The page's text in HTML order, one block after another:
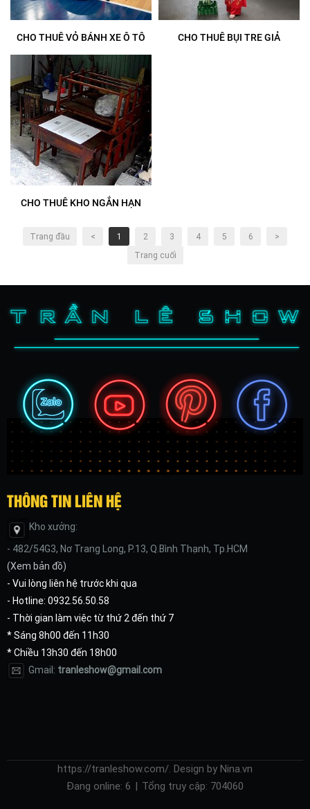
CHO THUÊ VỎ BÁNH XE Ô TÔ CHO THUÊ BỤI TRE GIẢ
CHO THUÊ KHO NGẮN HẠN
Trang đầu < 1 2 3 4 5 6
>
Trang cuối
THÔNG TIN LIÊN HỆ
Kho xưởng:
- 482/54G3, Nơ Trang Long, P.13, Q.Bình Thạnh, Tp.HCM
(Xem bản đồ)
- Vui lòng liên hệ trước khi qua
- Hotline: 0932.56.50.58
- Thời gian làm việc từ thứ 2 đến thứ 7
* Sáng 8h00 đến 11h30
* Chiều 13h30 đến 18h00
Gmail: tranleshow@gmail.com
https://tranleshow.com/. Design by Nina.vn
Đang online: 6 | Tổng truy cập: 704060